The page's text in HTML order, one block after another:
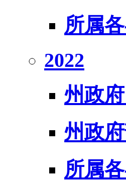
所属
2022
州政
州政
所属